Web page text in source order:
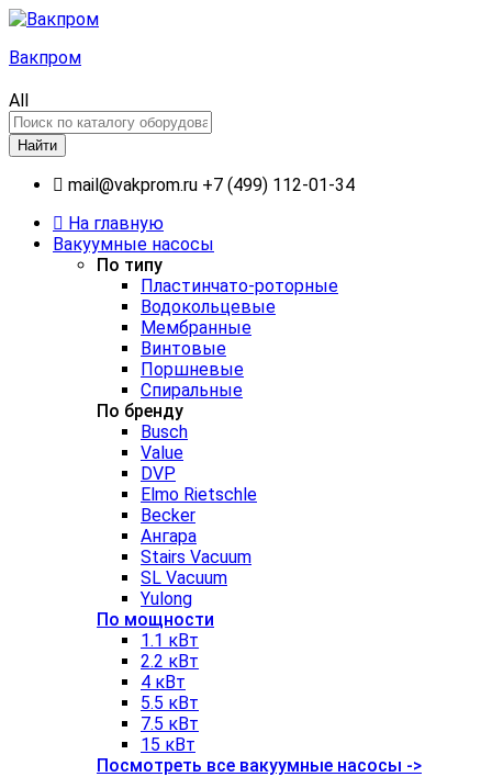
Вакпром
All
Найти
mail@vakprom.ru +7 (499) 112-01-34
На главную
Вакуумные насосы
По типу
Пластинчато-роторные
Водокольцевые
Мембранные
Винтовые
Поршневые
Спиральные
По бренду
Busch
Value
DVP
Elmo Rietschle
Becker
Ангара
Stairs Vacuum
SL Vacuum
Yulong
По мощности
1.1 кВт
2.2 кВт
4 кВт
5.5 кВт
7.5 кВт
15 кВт
Посмотреть все вакуумные насосы ->